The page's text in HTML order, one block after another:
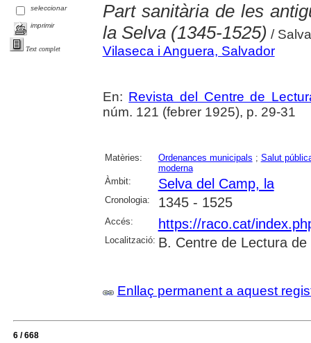
seleccionar
imprimir
Text complet
Part sanitària de les
la Selva (1345-1525) /
Vilaseca i Anguera, Salvador
En: Revista del Centre de
núm. 121 (febrer 1925), p. 29-31
Matèries: Ordenances municipals ; Salut
moderna
Àmbit:
Selva del Camp, la
Cronologia: 1345 - 1525
Accés: https://raco.cat/
Localització: B. Centre de Lectura de
Enllaç permanent a aquest
6 / 668